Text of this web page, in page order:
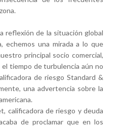
reflexión de la situación global
echemos una mirada a lo que
principal socio comercial,
tiempo de turbulencia aún no
de riesgo Standard &
una advertencia sobre la
calificadora de riesgo y deuda
de proclamar que en los